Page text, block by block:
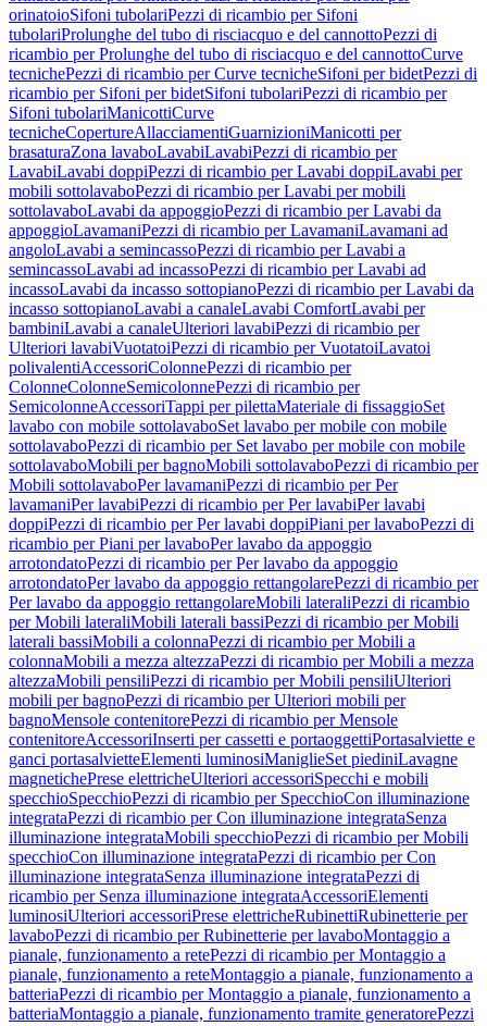
orinatoioSifoni tubolariPezzi di ricambio per Sifoni
tubolariProlunghe del tubo di risciacquo e del cannottoPezzi di
ricambio per Prolunghe del tubo di risciacquo e del cannottoCurve
tecnichePezzi di ricambio per Curve tecnicheSifoni per bidetPezzi di
ricambio per Sifoni per bidetSifoni tubolariPezzi di ricambio per
Sifoni tubolariManicottiCurve
tecnicheCopertureAllacciamentiGuarnizioniManicotti per
brasaturaZona lavaboLavabiLavabiPezzi di ricambio per
LavabiLavabi doppiPezzi di ricambio per Lavabi doppiLavabi per
mobili sottolavaboPezzi di ricambio per Lavabi per mobili
sottolavaboLavabi da appoggioPezzi di ricambio per Lavabi da
appoggioLavamaniPezzi di ricambio per LavamaniLavamani ad
angoloLavabi a semincassoPezzi di ricambio per Lavabi a
semincassoLavabi ad incassoPezzi di ricambio per Lavabi ad
incassoLavabi da incasso sottopianoPezzi di ricambio per Lavabi da
incasso sottopianoLavabi a canaleLavabi ComfortLavabi per
bambiniLavabi a canaleUlteriori lavabiPezzi di ricambio per
Ulteriori lavabiVuotatoiPezzi di ricambio per VuotatoiLavatoi
polivalentiAccessoriColonnePezzi di ricambio per
ColonneColonneSemicolonnePezzi di ricambio per
SemicolonneAccessoriTappi per pilettaMateriale di fissaggioSet
lavabo con mobile sottolavaboSet lavabo per mobile con mobile
sottolavaboPezzi di ricambio per Set lavabo per mobile con mobile
sottolavaboMobili per bagnoMobili sottolavaboPezzi di ricambio per
Mobili sottolavaboPer lavamaniPezzi di ricambio per Per
lavamaniPer lavabiPezzi di ricambio per Per lavabiPer lavabi
doppiPezzi di ricambio per Per lavabi doppiPiani per lavaboPezzi di
ricambio per Piani per lavaboPer lavabo da appoggio
arrotondatoPezzi di ricambio per Per lavabo da appoggio
arrotondatoPer lavabo da appoggio rettangolarePezzi di ricambio per
Per lavabo da appoggio rettangolareMobili lateraliPezzi di ricambio
per Mobili lateraliMobili laterali bassiPezzi di ricambio per Mobili
laterali bassiMobili a colonnaPezzi di ricambio per Mobili a
colonnaMobili a mezza altezzaPezzi di ricambio per Mobili a mezza
altezzaMobili pensiliPezzi di ricambio per Mobili pensiliUlteriori
mobili per bagnoPezzi di ricambio per Ulteriori mobili per
bagnoMensole contenitorePezzi di ricambio per Mensole
contenitoreAccessoriInserti per cassetti e portaoggettiPortasalviette e
ganci portasalvietteElementi luminosiManiglieSet piediniLavagne
magnetichePrese elettricheUlteriori accessoriSpecchi e mobili
specchioSpecchioPezzi di ricambio per SpecchioCon illuminazione
integrataPezzi di ricambio per Con illuminazione integrataSenza
illuminazione integrataMobili specchioPezzi di ricambio per Mobili
specchioCon illuminazione integrataPezzi di ricambio per Con
illuminazione integrataSenza illuminazione integrataPezzi di
ricambio per Senza illuminazione integrataAccessoriElementi
luminosiUlteriori accessoriPrese elettricheRubinettiRubinetterie per
lavaboPezzi di ricambio per Rubinetterie per lavaboMontaggio a
pianale, funzionamento a retePezzi di ricambio per Montaggio a
pianale, funzionamento a reteMontaggio a pianale, funzionamento a
batteriaPezzi di ricambio per Montaggio a pianale, funzionamento a
batteriaMontaggio a pianale, funzionamento tramite generatorePezzi